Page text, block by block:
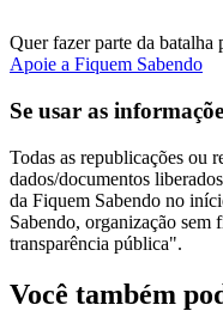
Quer fazer parte da batalha
Apoie a Fiquem Sabendo
Se usar as
Todas as republicações ou
dados/documentos
da Fiquem Sabendo no
Sabendo, organização sem
transparência pública".
Você também